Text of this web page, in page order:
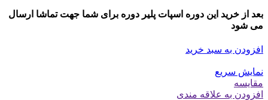
بعد از خرید این دوره اسپات پلیر دوره برای شما جهت تماشا ارسال
می شود
افزودن به سبد خرید
نمایش سریع
مقايسه
افزودن به علاقه مندی